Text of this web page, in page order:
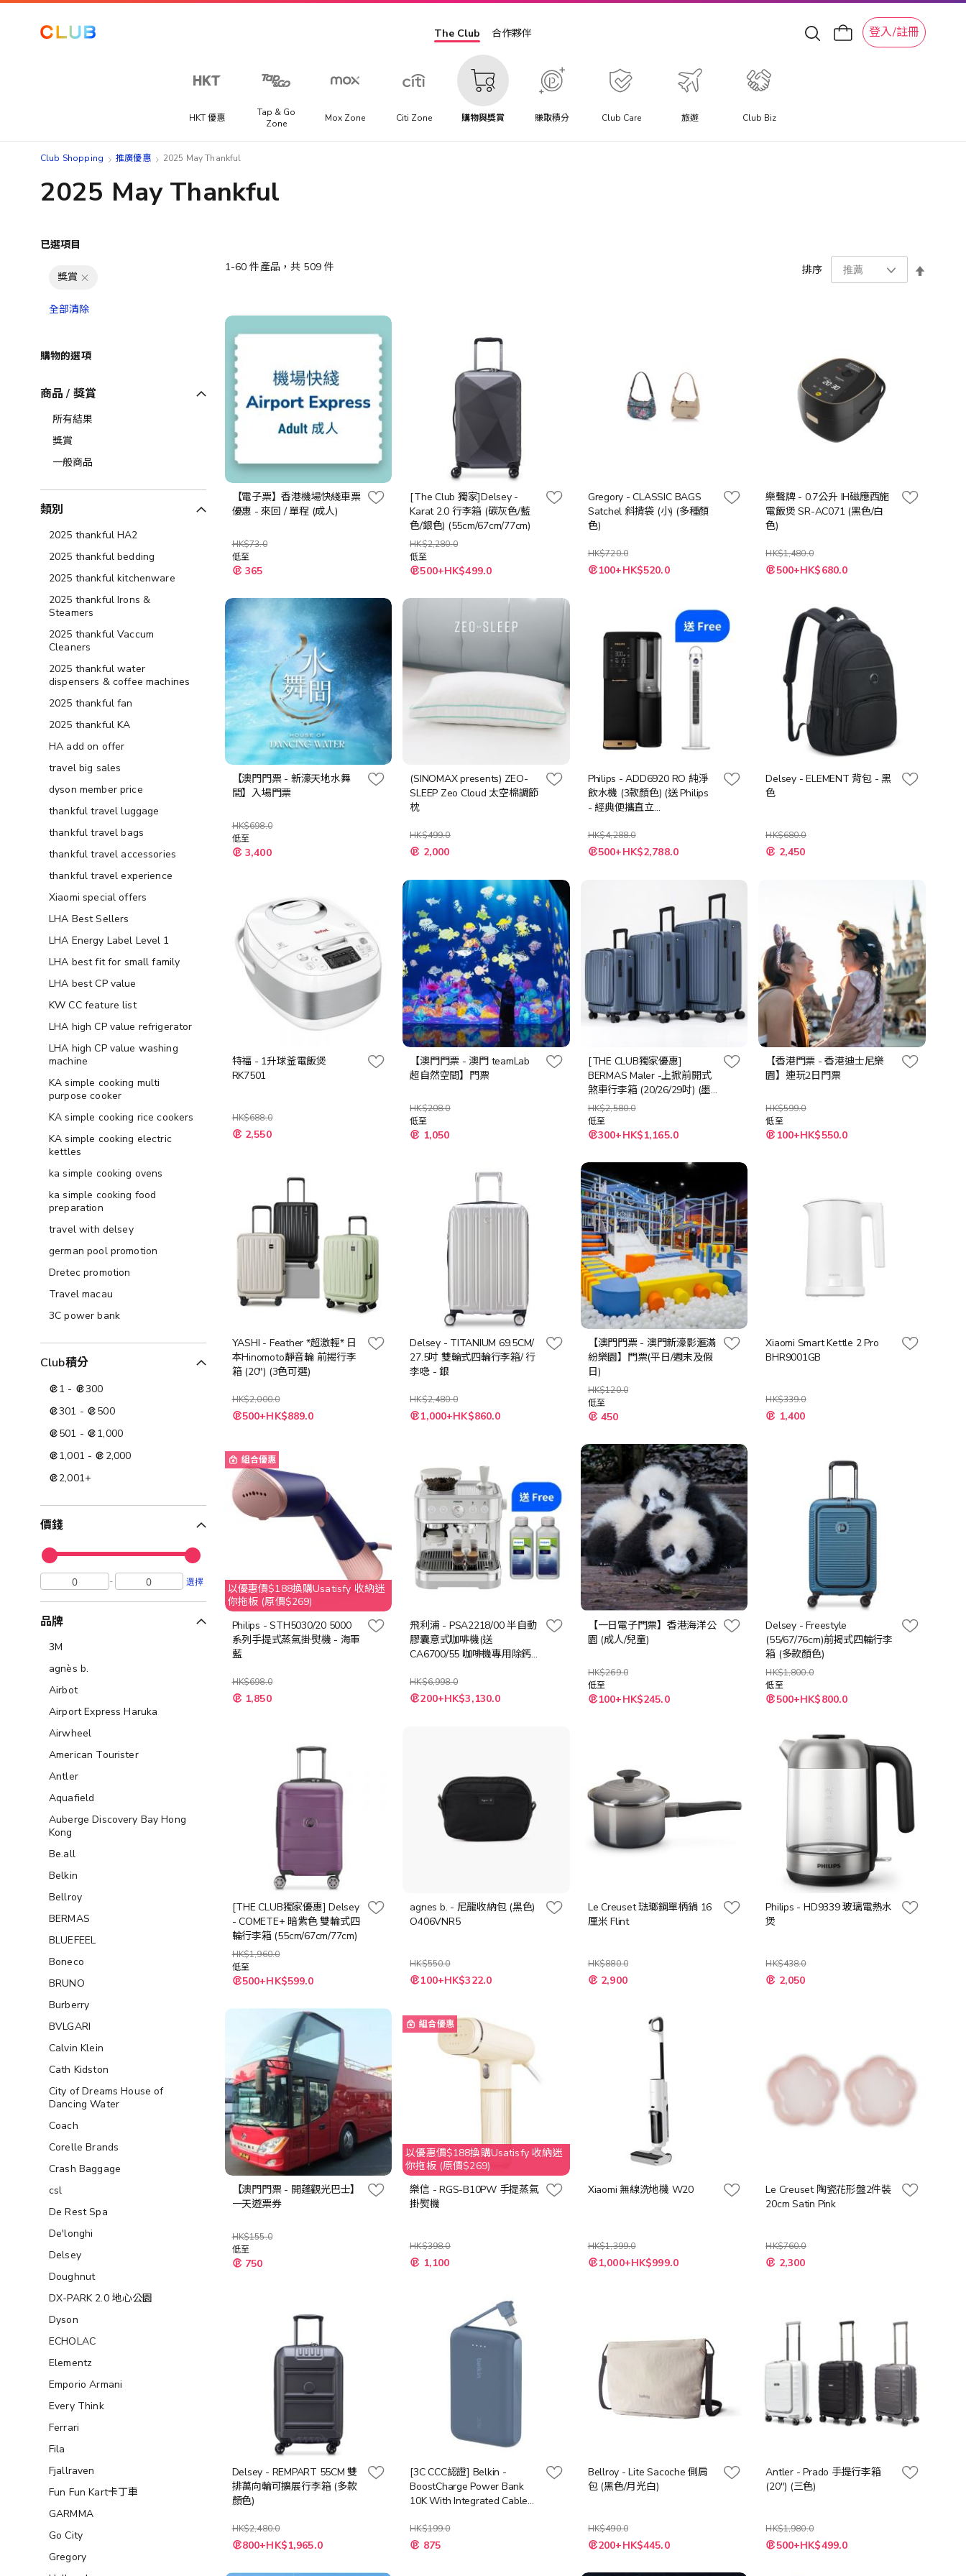
The Club 合作夥伴 登入/註冊
HKT 優惠
Tap & Go
Zone
Mox Zone Citi Zone 購物與獎賞 賺取積分 Club Care 旅遊 Club Biz
Club Shopping 推廣優惠 2025 May Thankful
2025 May Thankful
1-60 件產品，共 509件 排序
【電子票】香港機場快綫車票
優惠 - 來回 / 單程 (成人)
HK$73.0
低至
365
[The Club 獨家]Delsey -
Karat 2.0 行李箱 (碳灰色/藍
色/銀色) (55cm/67cm/77cm)
HK$2,280.0
低至
500+HK$499.0
Gregory - CLASSIC BAGS
Satchel 斜揹袋 (小) (多種顏
色)
HK$720.0
100+HK$520.0
樂聲牌 - 0.7公升 IH磁應西施
電飯煲 SR-AC071 (黑色/白
色)
HK$1,480.0
500+HK$680.0
【澳門門票 - 新濠天地水舞
間】入場門票
HK$698.0
低至
3,400
(SINOMAX presents) ZEO-
SLEEP Zeo Cloud 太空棉調節
枕
HK$499.0
特
殊
格
2,000
Philips - ADD6920 RO 純淨
飲水機 (3款顏色) (送 Philips
- 經典便攜直立
HK$4,288.0
500+HK$2,788.0
Delsey - ELEMENT 背包 - 黑
色
HK$680.0
特
殊 2,450
特福 - 1升球釜電飯煲
RK7501
HK$688.0
特
殊 2,550
【澳門門票 - 澳門 teamLab
超自然空間】門票
HK$208.0
低至
1,050
[THE CLUB獨家優惠]
BERMAS Maler -上掀前開式
煞車行李箱 (20/26/29吋) (墨
石黑/青石藍/大象灰/抹茶拿鐵)
HK$2,580.0
低至
300+HK$1,165.0
【香港門票 - 香港迪士尼樂
園】連玩2日門票
HK$599.0
低至
100+HK$550.0
YASHI - Feather *超激輕* 日
本Hinomoto靜音輪 前揭行李
箱 (20") (3色可選)
HK$2,000.0
500+HK$889.0
Delsey - TITANIUM 69.5CM/
27.5吋 雙輪式四輪行李箱/ 行
李喼 - 銀
HK$2,480.0
特
殊 1,000+HK$860.0
【澳門門票 - 澳門新濠影滙滿
紛樂園】門票(平日/週末及假
日)
HK$120.0
低至
450
Xiaomi Smart Kettle 2 Pro
BHR9001GB
HK$339.0
特
殊 1,400
組合優惠
以優惠價$188換購Usatisfy 收納迷
你拖板 (原價$269)
Philips - STH5030/20 5000
系列手提式蒸氣掛熨機 - 海軍
藍
HK$698.0
特
殊 1,850
飛利浦 - PSA2218/00 半自動
膠囊意式咖啡機(送
CA6700/55 咖啡機專用除鈣
止)
HK$6,998.0
特
殊 200+HK$3,130.0
【一日電子門票】香港海洋公
園 (成人/兒童)
HK$269.0
低至
100+HK$245.0
Delsey - Freestyle
(55/67/76cm)前揭式四輪行李
箱 (多款顏色)
HK$1,800.0
低至
500+HK$800.0
[THE CLUB獨家優惠] Delsey
- COMETE+ 暗紫色 雙輪式四
輪行李箱 (55cm/67cm/77cm)
HK$1,960.0
低至
500+HK$599.0
agnes b. - 尼龍收納包 (黑色)
O406VNR5
HK$550.0
特
殊 100+HK$322.0
Le Creuset 琺瑯鋼單柄鍋 16
厘米 Flint
HK$880.0
特
殊 2,900
Philips - HD9339 玻璃電熱水
煲
HK$438.0
特
殊 2,050
【澳門門票 - 開蓬觀光巴士】
一天遊票券
HK$155.0
低至
750
組合優惠
以優惠價$188換購Usatisfy 收納迷
你拖板 (原價$269)
樂信 - RGS-B10PW 手提蒸氣
掛熨機
HK$398.0
特
殊 1,100
Xiaomi 無線洗地機 W20
HK$1,399.0
特
殊 1,000+HK$999.0
Le Creuset 陶瓷花形盤2件裝
20cm Satin Pink
HK$760.0
特
殊 2,300
Delsey - REMPART 55CM 雙
排萬向輪可擴展行李箱 (多款
顏色)
HK$2,480.0
800+HK$1,965.0
[3C CCC認證] Belkin -
BoostCharge Power Bank
10K With Integrated Cable
HK$199.0
875
Bellroy - Lite Sacoche 側肩
包 (黑色/月光白)
HK$490.0
200+HK$445.0
Antler - Prado 手提行李箱
(20") (三色)
HK$1,980.0
500+HK$499.0
已選項目
獎賞
全部清除
購物的選項
商品 / 獎賞
所有結果
獎賞
一般商品
類別
2025 thankful HA2
2025 thankful bedding
2025 thankful kitchenware
2025 thankful Irons &
Steamers
2025 thankful Vaccum
Cleaners
2025 thankful water
dispensers & coffee machines
2025 thankful fan
2025 thankful KA
HA add on offer
travel big sales
dyson member price
thankful travel luggage
thankful travel bags
thankful travel accessories
thankful travel experience
Xiaomi special offers
LHA Best Sellers
LHA Energy Label Level 1
LHA best fit for small family
LHA best CP value
KW CC feature list
LHA high CP value refrigerator
LHA high CP value washing
machine
KA simple cooking multi
purpose cooker
KA simple cooking rice cookers
KA simple cooking electric
kettles
ka simple cooking ovens
ka simple cooking food
preparation
travel with delsey
german pool promotion
Dretec promotion
Travel macau
3C power bank
Club積分
1 -
300
301 -
500
501 -
1,000
1,001 -
2,000
2,001+
價錢
- 選擇
品牌
3M
agnès b.
Airbot
Airport Express Haruka
Airwheel
American Tourister
Antler
Aquafield
Auberge Discovery Bay Hong
Kong
Be.all
Belkin
Bellroy
BERMAS
BLUEFEEL
Boneco
BRUNO
Burberry
BVLGARI
Calvin Klein
Cath Kidston
City of Dreams House of
Dancing Water
Coach
Corelle Brands
Crash Baggage
csl
De Rest Spa
De'longhi
Delsey
Doughnut
DX-PARK 2.0 地心公園
Dyson
ECHOLAC
Elementz
Emporio Armani
Every Think
Ferrari
Fila
Fjallraven
Fun Fun Kart卡丁車
GARMMA
Go City
Gregory